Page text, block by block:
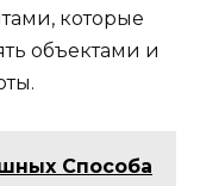
которые
объектами и
Способа